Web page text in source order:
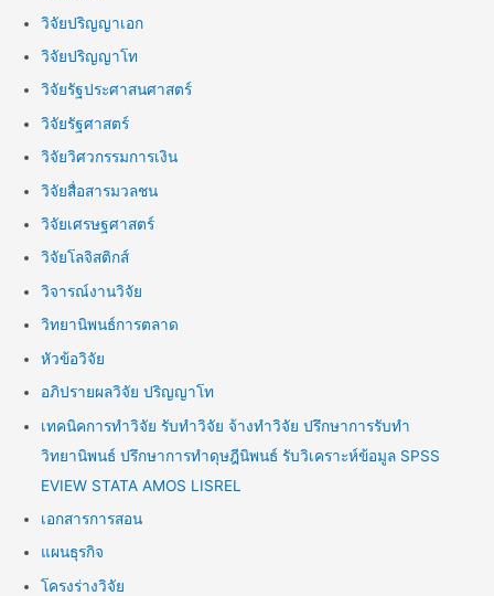
วิจัยปริญญาเอก
วิจัยปริญญาโท
วิจัยรัฐประศาสนศาสตร์
วิจัยรัฐศาสตร์
วิจัยวิศวกรรมการเงิน
วิจัยสื่อสารมวลชน
วิจัยเศรษฐศาสตร์
วิจัยโลจิสติกส์
วิจารณ์งานวิจัย
วิทยานิพนธ์การตลาด
หัวข้อวิจัย
อภิปรายผลวิจัย ปริญญาโท
เทคนิคการทำวิจัย รับทำวิจัย จ้างทำวิจัย ปรึกษาการรับทำ
วิทยานิพนธ์ ปรึกษาการทำดุษฎีนิพนธ์ รับวิเคราะห์ข้อมูล SPSS
EVIEW STATA AMOS LISREL
เอกสารการสอน
แผนธุรกิจ
โครงร่างวิจัย